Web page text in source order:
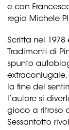
e con
regia Michele
Scritta nel 1978
Tradimenti di
spunto
la fine del
l’autore si
gioco a ritroso
Sessantotto